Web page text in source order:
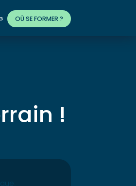
OÙ SE FORMER ?
!